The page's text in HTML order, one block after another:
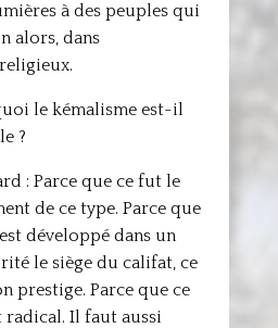
à des peuples qui
alors, dans
le kémalisme est-il
?
: Parce que ce fut le
de ce type. Parce que
développé dans un
le siège du califat, ce
prestige. Parce que ce
Il faut aussi